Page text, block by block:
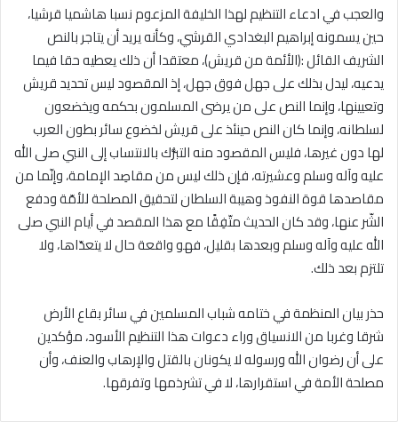
والعجب في ادعاء التنظيم لهذا الخليفة المزعوم نسبا هاشميا قرشيا،
حين يسمونه إبراهيم البغدادي القرشي، وكأنه يريد أن يتاجر بالنص
الشريف القائل :(الأئمة من قريش)، معتقدا أن ذلك يعطيه حقا فيما
يدعيه، ليدل بذلك على جهل فوق جهل، إذ المقصود ليس تحديد قريش
وتعيينها، وإنما النص على من يرضى المسلمون بحكمه ويخضعون
لسلطانه، وإنما كان النص حينئذ على قريش لخضوع سائر بطون العرب
لها دون غيرها، فليس المقصود منه التبرُّك بالانتساب إلى النبي صلى الله
عليه وآله وسلم وعشيرته، فإن ذلك ليس من مقاصِد الإمامة، وإنّما من
مقاصدها قوة النفوذ وهيبة السلطان لتحقيق المصلحة للأمّة ودفع
الشّر عنها، وقد كان الحديث متّفِقًا مع هذا المقصد في أيام النبي صلى
الله عليه وآله وسلم وبعدها بقليل، فهو واقعة حال لا يتعدّاها، ولا
تلتزم بعد ذلك.
حذر بيان المنظمة في ختامه شباب المسلمين في سائر بقاع الأرض
شرقا وغربا من الانسياق وراء دعوات هذا التنظيم الأسود، مؤكدين
على أن رضوان الله ورسوله لا يكونان بالقتل والإرهاب والعنف، وأن
مصلحة الأمة في استقرارها، لا في تشرذمها وتفرقها.